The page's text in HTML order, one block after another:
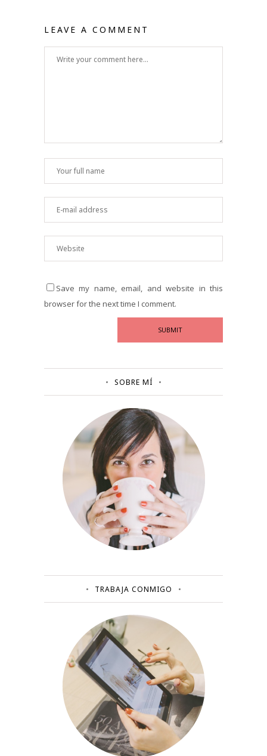
LEAVE A COMMENT
Save my name, email, and website in this
browser for the next time I comment.
SOBRE MÍ
TRABAJA CONMIGO